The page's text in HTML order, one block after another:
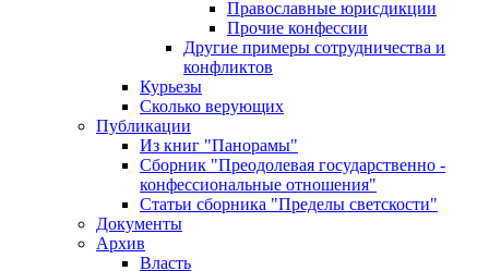
Православные юрисдикции
Прочие конфессии
Другие примеры сотрудничества и
конфликтов
Курьезы
Сколько верующих
Публикации
Из книг "Панорамы"
Сборник "Преодолевая государственно -
конфессиональные отношения"
Статьи сборника "Пределы светскости"
Документы
Архив
Власть